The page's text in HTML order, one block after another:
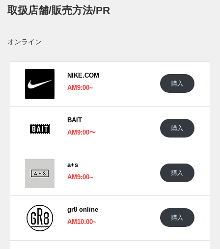
ーブロックは、'90sのAF1ミッドの名作、"
を表現。クリアのアウトソールとインソールにはパンダやア
メ横のグラフィックの他、"エアフォース1 バッシュ初搭載ナ
イキ"、"ブルース・キルゴア"などの日本語がデザインされ
る。シュータンのタグやヒールのロゴなどのディテールはあ
のにスポットを浴びせた。上野のカルチャーへとリスペクト
を捧ぐデザイナーの思いを存分に反映した、40周年にふさわ
2022年に発売予定。
日本国内では2022年5月24日に一部のナイキ取扱店にて発売
予定。価格は15,400円(税込)。 また新たな情報が入り次第、
スニーカーウォーズのTwitter などで報告したい。
(pic. houseofheat)
取扱店舗/販売方法/PR
オンライン
NIKE.COM
AM9:00~
購入
BAIT
AM9:00〜
購入
a+s
AM9:00~
購入
gr8 online
AM10:00~
購入